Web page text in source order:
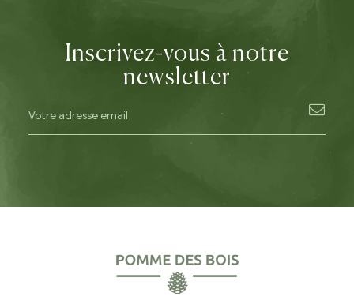
Inscrivez-vous à notre
newsletter